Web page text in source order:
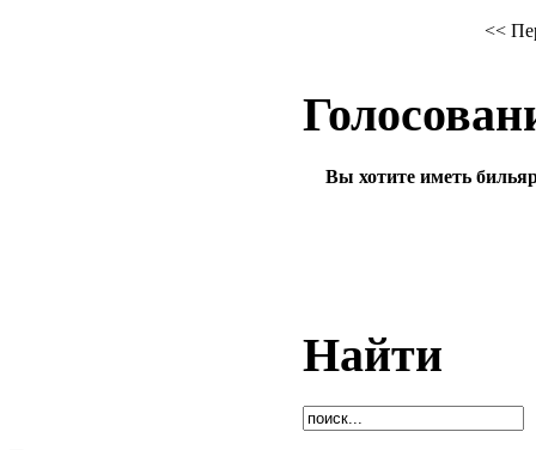
<<
Вы хотите иметь
Найти